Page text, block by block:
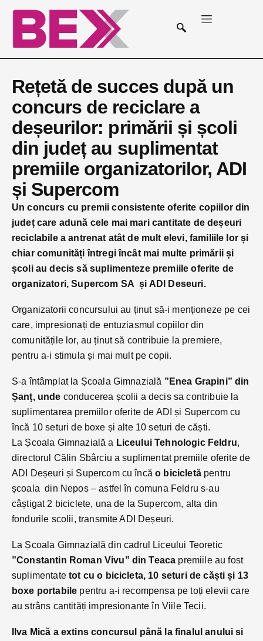
Rețetă de succes după un
concurs de reciclare a
deșeurilor: primării și școli
din județ au suplimentat
premiile organizatorilor, ADI
și Supercom
Un concurs cu premii consistente oferite copiilor din
județ care adună cele mai mari cantitate de deșeuri
reciclabile a antrenat atât de mult elevi, familiile lor și
chiar comunități întregi încât mai multe primării și
școli au decis să suplimenteze premiile oferite de
organizatori, Supercom SA și ADI Deseuri.
Organizatorii concursului au ținut să-i menționeze pe cei
care, impresionați de entuziasmul copiilor din
comunitățile lor, au ținut să contribuie la premiere,
pentru a-i stimula și mai mult pe copii.
S-a întâmplat la Școala Gimnazială ”Enea Grapini” din
Șanț, unde conducerea școlii a decis sa contribuie la
suplimentarea premiilor oferite de ADI și Supercom cu
încă 10 seturi de boxe și alte 10 seturi de căști.
La Școala Gimnazială a Liceului Tehnologic Feldru,
directorul Călin Sbârciu a suplimentat premiile oferite de
ADI Deșeuri și Supercom cu încăo bicicletăpentru
școala din Nepos – astfel în comuna Feldru s-au
câștigat 2 biciclete, una de la Supercom, alta din
fondurile scolii, transmite ADI Deșeuri.
La Școala Gimnazială din cadrul Liceului Teoretic
”Constantin Roman Vivu” din Teaca premiile au fost
suplimentatetot cu o bicicleta, 10 seturi de căști și 13
boxe portabile pentru a-i recompensa pe toți elevii care
au strâns cantități impresionante în Viile Tecii.
Ilva Mică a extins concursul până la finalul anului si